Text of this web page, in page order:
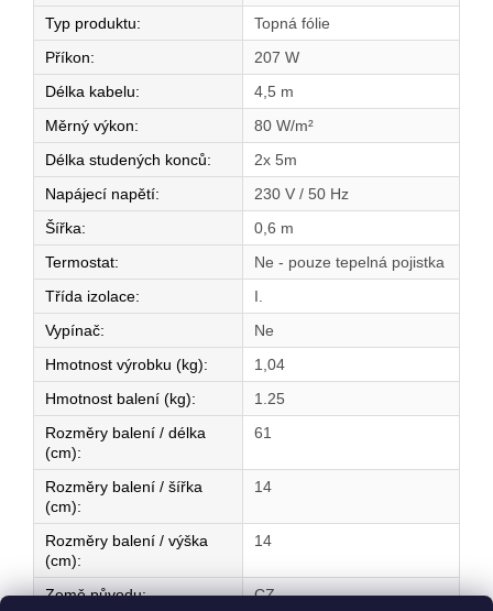
Typ produktu:
Topná fólie
Příkon:
207 W
Délka kabelu:
4,5 m
Měrný výkon:
80 W/m²
Délka studených konců:
2x 5m
Napájecí napětí:
230 V / 50 Hz
Šířka:
0,6 m
Termostat:
Ne - pouze tepelná pojistka
Třída izolace:
I.
Vypínač:
Ne
Hmotnost výrobku (kg):
1,04
Hmotnost balení (kg):
1.25
Rozměry balení / délka
(cm):
61
Rozměry balení / šířka
(cm):
14
Rozměry balení / výška
(cm):
14
Země původu: CZ